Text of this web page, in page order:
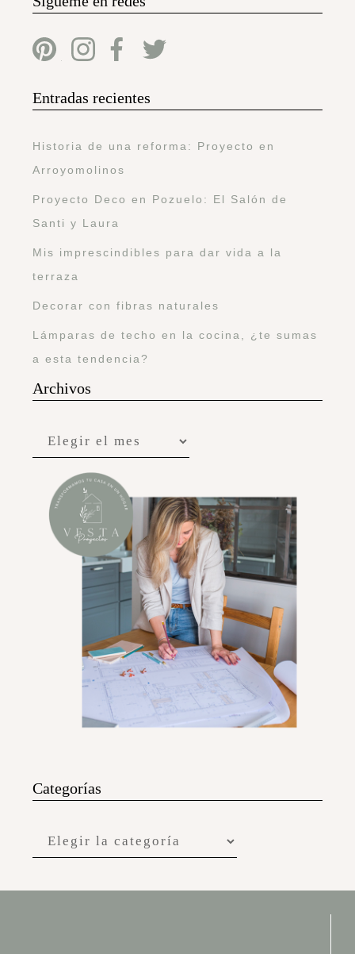
Entradas recientes
Historia de una reforma: Proyecto en
Arroyomolinos
Proyecto Deco en Pozuelo: El Salón de
Santi y Laura
Mis imprescindibles para dar vida a la
terraza
Decorar con fibras naturales
Lámparas de techo en la cocina, ¿te sumas
a esta tendencia?
Archivos
Categorías